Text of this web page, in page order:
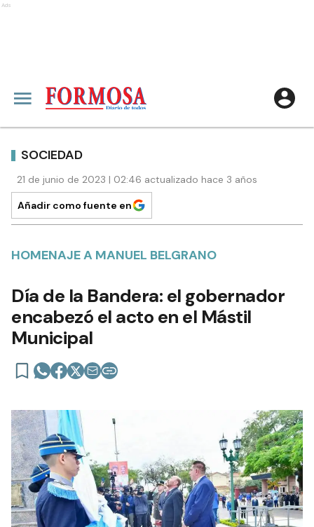
Ads
SOCIEDAD
21 de junio de 2023 | 02:46 actualizado hace 3 años
Añadir como fuente en
HOMENAJE A MANUEL BELGRANO
Día de la Bandera: el gobernador
encabezó el acto en el Mástil
Municipal